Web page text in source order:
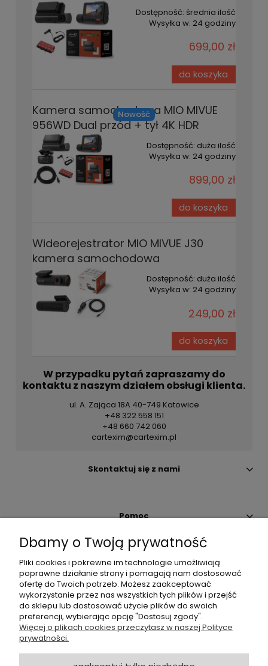
Dostępność: średnia ilość
Wysyłka w: 24 godziny
699,00 zł
do koszyka
Kamera samochodowa MIO MIVUE
956WD Dual przód + tył 4K HDR
Dostępność: duża ilość
Wysyłka w: 24 godziny
899,00 zł
do koszyka
Nowość
Wideorejestrator MIO MIVUE J30
kamera samochodowa
Dostępność: duża ilość
Wysyłka w: 24 godziny
249,00 zł
do koszyka
W przypadku pytań zapraszamy do
kontaktu z naszym działem obsługi klienta.
ul. A. Zająca 18A 40-749 Katowice
+48 322 558 151
+48 660 742 060
cartexim@cartexim.pl
Skontaktuj się z nami
Pomoc
Moje konto
Płatności i dostawa
O nas
Zapisz się do Newslettera
Dbamy o Twoją prywatność
Pliki cookies i pokrewne im technologie umożliwiają
poprawne działanie strony i pomagają nam dostosować
ofertę do Twoich potrzeb. Możesz zaakceptować
wykorzystanie przez nas wszystkich tych plików i przejść
do sklepu lub dostosować użycie plików do swoich
preferencji, wybierając opcję "Dostosuj zgody".
Więcej o plikach cookies przeczytasz w naszej Polityce
prywatności.